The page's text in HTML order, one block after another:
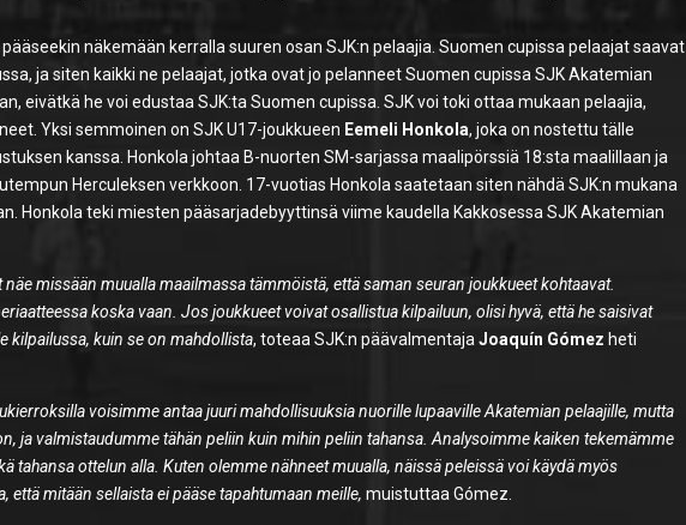
näkemään kerralla suuren osan SJK:n pelaajia. Suomen cupissa pelaajat saavat
ja siten kaikki ne pelaajat, jotka ovat jo pelanneet Suomen cupissa SJK Akatemian
eivätkä he voi edustaa SJK:ta Suomen cupissa. SJK voi toki ottaa mukaan pelaajia,
Yksi semmoinen on SJK U17-joukkueen Eemeli Honkola, joka on nostettu tälle
kanssa. Honkola johtaa B-nuorten SM-sarjassa maalipörssiä 18:sta maalillaan ja
Herculeksen verkkoon. 17-vuotias Honkola saatetaan siten nähdä SJK:n mukana
Honkola teki miesten pääsarjadebyyttinsä viime kaudella Kakkosessa SJK Akatemian
missään muualla maailmassa tämmöistä, että saman seuran joukkueet kohtaavat.
koska vaan. Jos joukkueet voivat osallistua kilpailuun, olisi hyvä, että he saisivat
kilpailussa, kuin se on mahdollista, toteaa SJK:n päävalmentajaJoaquín Gómez heti
voisimme antaa juuri mahdollisuuksia nuorille lupaaville Akatemian pelaajille, mutta
ja valmistaudumme tähän peliin kuin mihin peliin tahansa. Analysoimme kaiken tekemämme
tahansa ottelun alla. Kuten olemme nähneet muualla, näissä peleissä voi käydä myös
että mitään sellaista ei pääse tapahtumaan meille, muistuttaa Gómez.